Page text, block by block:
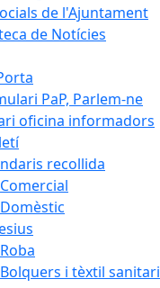
de l'Ajuntament
de Notícies
PaP, Parlem-ne
oficina informadors
recollida
Comercial
Domèstic
Roba
Bolquers i tèxtil sanitari